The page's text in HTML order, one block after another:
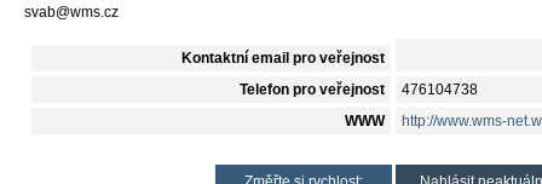
svab@wms.cz
Kontaktní email pro veřejnost
Telefon pro veřejnost 476104738
WWW http://www.wms-